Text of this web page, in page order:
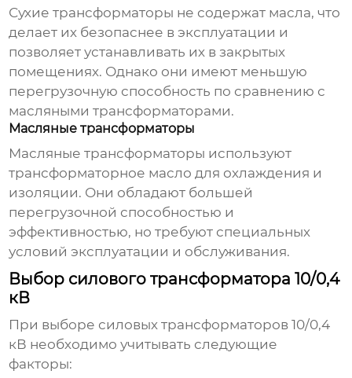
Сухие трансформаторы не содержат масла, что
делает их безопаснее в эксплуатации и
позволяет устанавливать их в закрытых
помещениях. Однако они имеют меньшую
перегрузочную способность по сравнению с
масляными трансформаторами.
Масляные трансформаторы
Масляные трансформаторы используют
трансформаторное масло для охлаждения и
изоляции. Они обладают большей
перегрузочной способностью и
эффективностью, но требуют специальных
условий эксплуатации и обслуживания.
Выбор силового трансформатора 10/0,4
кВ
При выборе силовых трансформаторов 10/0,4
кВ необходимо учитывать следующие
факторы: